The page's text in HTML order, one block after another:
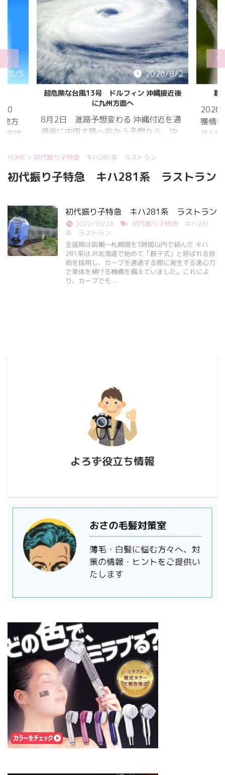
8/5
20
方
国地
地
2026/8/2
超危険な台風13号 ドルフィン 沖縄接近後
に九州方面へ
8月2日 進路予想変わる 沖縄付近を通
過後に中国大陸へ向かう予想から、沖
リカ海洋大気
ヨーロッパ中
6:00 8月30日 5:20 8月1日に南鳥島
近海で猛烈な勢力へ 台風13号は、今
後、海面水温が29度以上の海域を西進
する見込みで、猛烈な勢力になる見込
み。
葛
2026
獲情
月14
か、
はか
た。
いる
まし
たコ
リー
HOME > 初代振り子特急 キハ281系 ラストラン
初代振り子特急 キハ281系 ラストラン
初代振り子特急 キハ281系 ラストラン
2022/10/24
初代振り子特急 キハ281
系 ラストラン
全盛期は函館―札幌間を3時間以内で結んだ キハ
281系はJR北海道で始めて「振子式」と呼ばれる技
術を採用し、カーブを通過する際に発生する遠心力
で車体を傾ける機構を備えていました。これによ
り、カーブでも ...
よろず役立ち情報